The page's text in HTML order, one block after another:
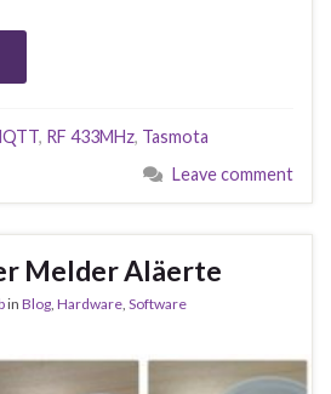
, RF 433MHz, Tasmota
Leave comment
Melder Aläerte
in Blog, Hardware, Software